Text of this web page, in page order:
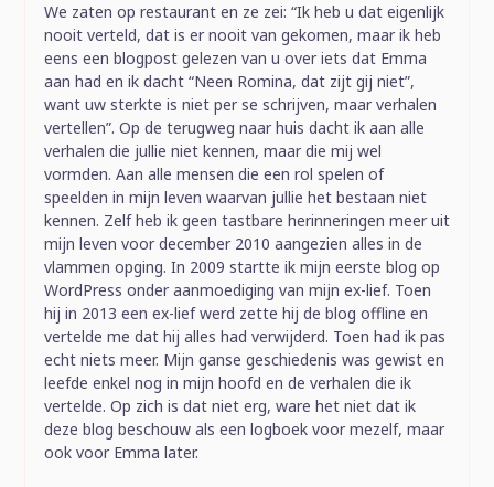
We zaten op restaurant en ze zei: “Ik heb u dat eigenlijk
nooit verteld, dat is er nooit van gekomen, maar ik heb
eens een blogpost gelezen van u over iets dat Emma
aan had en ik dacht “Neen Romina, dat zijt gij niet”,
want uw sterkte is niet per se schrijven, maar verhalen
vertellen”. Op de terugweg naar huis dacht ik aan alle
verhalen die jullie niet kennen, maar die mij wel
vormden. Aan alle mensen die een rol spelen of
speelden in mijn leven waarvan jullie het bestaan niet
kennen. Zelf heb ik geen tastbare herinneringen meer uit
mijn leven voor december 2010 aangezien alles in de
vlammen opging. In 2009 startte ik mijn eerste blog op
WordPress onder aanmoediging van mijn ex-lief. Toen
hij in 2013 een ex-lief werd zette hij de blog offline en
vertelde me dat hij alles had verwijderd. Toen had ik pas
echt niets meer. Mijn ganse geschiedenis was gewist en
leefde enkel nog in mijn hoofd en de verhalen die ik
vertelde. Op zich is dat niet erg, ware het niet dat ik
deze blog beschouw als een logboek voor mezelf, maar
ook voor Emma later.